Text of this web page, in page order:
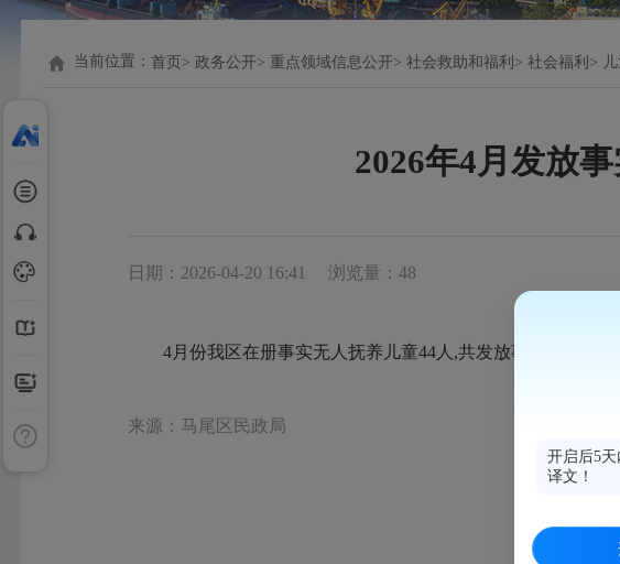
当前位置：首页 政务公开 重点领域信息公开 社会救助和福利 社会福利
2026年4月发放
日期：2026-04-20 16:41 浏览量：48
4月份我区在册事实无人抚养儿童44人,共发放事实无人抚养
来源：马尾区民政局
开启后5
译文！